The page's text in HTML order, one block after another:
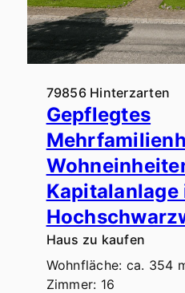
79856 Hinterzarten
Gepflegtes
Kapitalanlage
Haus zu kaufen
Wohnfläche: ca. 354
Zimmer: 16